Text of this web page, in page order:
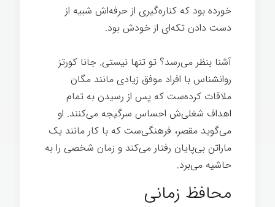
خورده بود که کناره‌گیری از حرفه‌اش شبیه از
دست دادن تکه‌ای از خودش بود.
آشنا بنظر می‌رسد؟ تو تنها نیستی. جانا کورتز
روانشناس با افراد موفق زیادی مانند مگان
ملاقات کرده‌ست که پس از رسیدن به تمام
اهداف شغلی‌ش احساس سرگیجه می‌کنند. او
می‌گوید مقصر، فرهنگی‌ست که با کار مانند یک
ماراتن بی‌پایان رفتار می‌کند و زمان شخصی را به
حاشیه می‌برد.
محافظ زمانی